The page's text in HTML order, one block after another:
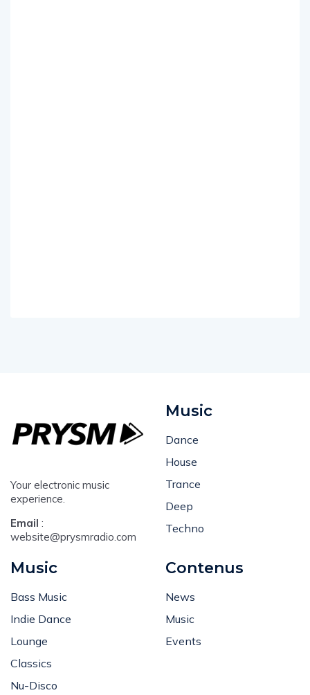
Your electronic music
experience.
Email :
website@prysmradio.com
Music
Dance
House
Trance
Deep
Techno
Music
Bass Music
Indie Dance
Lounge
Classics
Nu-Disco
Contenus
News
Music
Events